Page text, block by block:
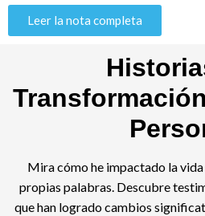
Leer la nota completa
Mira cómo he impactado la
propias palabras. Descubre
que han logrado cambios